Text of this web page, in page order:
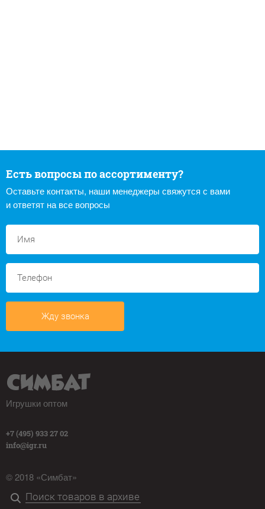
Есть вопросы по ассортименту?
Оставьте контакты, наши менеджеры свяжутся с вами
и ответят на все вопросы
Жду звонка
Игрушки оптом
+7 (495) 933 27 02
info@igr.ru
© 2018 «Симбат»